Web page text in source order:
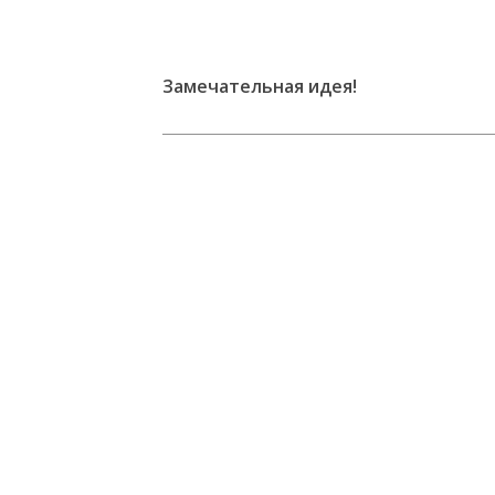
Замечательная идея!